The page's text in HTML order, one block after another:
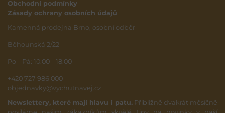
Obchodní podmínky
Zásady ochrany osobních údajů
Kamenná prodejna Brno, osobní odběr
Běhounská 2/22
Po – Pá: 10:00 – 18:00
+420 727 986 000
objednavky@vychutnavej.cz
Newslettery, které mají hlavu i patu.Přibližně dvakrát měsíčně